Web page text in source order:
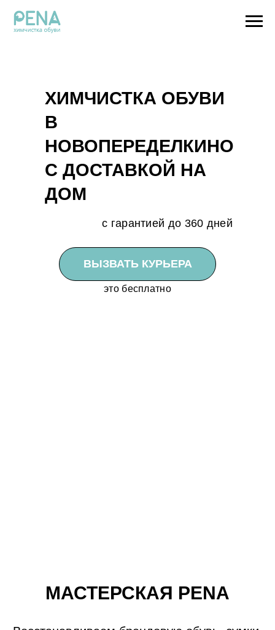
ХИМЧИСТКА ОБУВИ
В
НОВОПЕРЕДЕЛКИНО
С ДОСТАВКОЙ НА
ДОМ
ВЫЗВАТЬ КУРЬЕРА
с гарантией до 360 дней
это бесплатно
МАСТЕРСКАЯ PENA